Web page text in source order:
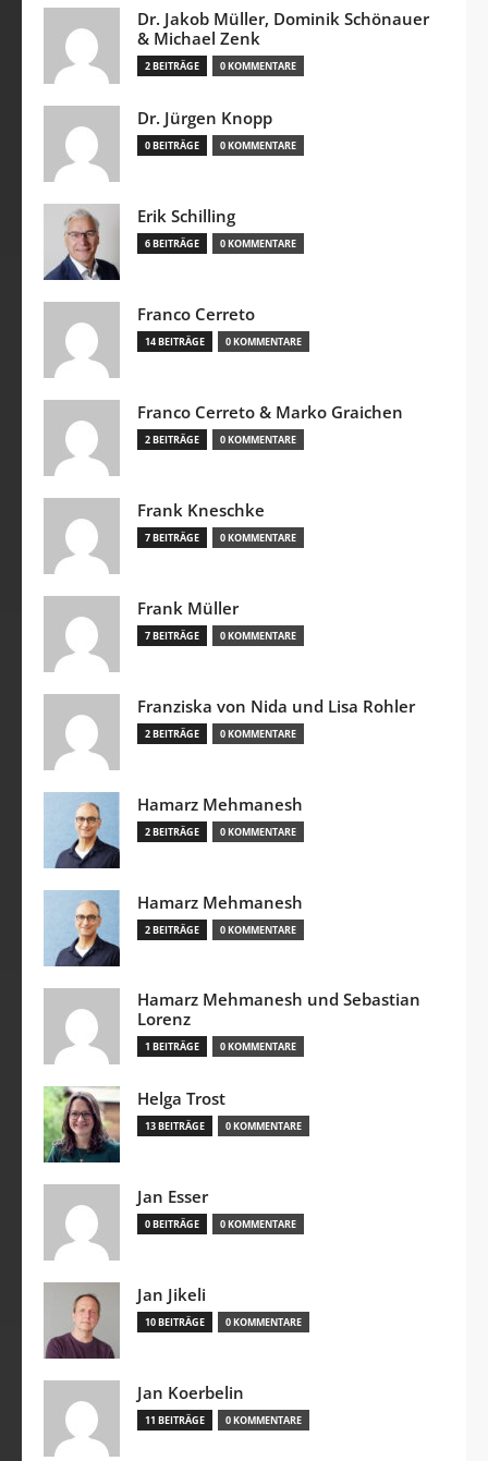
Dr. Jakob Müller, Dominik Schönauer
& Michael Zenk
2 BEITRÄGE 0 KOMMENTARE
Dr. Jürgen Knopp
0 BEITRÄGE 0 KOMMENTARE
Erik Schilling
6 BEITRÄGE 0 KOMMENTARE
Franco Cerreto
14 BEITRÄGE 0 KOMMENTARE
Franco Cerreto & Marko Graichen
2 BEITRÄGE 0 KOMMENTARE
Frank Kneschke
7 BEITRÄGE 0 KOMMENTARE
Frank Müller
7 BEITRÄGE 0 KOMMENTARE
Franziska von Nida und Lisa Rohler
2 BEITRÄGE 0 KOMMENTARE
Hamarz Mehmanesh
2 BEITRÄGE 0 KOMMENTARE
Hamarz Mehmanesh
2 BEITRÄGE 0 KOMMENTARE
Hamarz Mehmanesh und Sebastian
Lorenz
1 BEITRÄGE 0 KOMMENTARE
Helga Trost
13 BEITRÄGE 0 KOMMENTARE
Jan Esser
0 BEITRÄGE 0 KOMMENTARE
Jan Jikeli
10 BEITRÄGE 0 KOMMENTARE
Jan Koerbelin
11 BEITRÄGE 0 KOMMENTARE